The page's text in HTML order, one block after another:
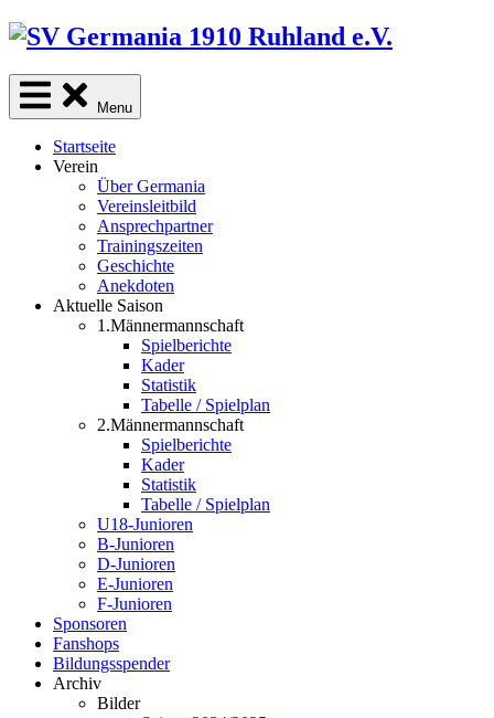
Skip
content
Menu
Startseite
Verein
Über Germania
Vereinsleitbild
Ansprechpartner
Trainingszeiten
Geschichte
Anekdoten
Aktuelle Saison
1.Männermannschaft
Spielberichte
Kader
Statistik
Tabelle / Spielplan
2.Männermannschaft
Spielberichte
Kader
Statistik
Tabelle / Spielplan
U18-Junioren
B-Junioren
D-Junioren
E-Junioren
F-Junioren
Sponsoren
Fanshops
Bildungsspender
Archiv
Bilder